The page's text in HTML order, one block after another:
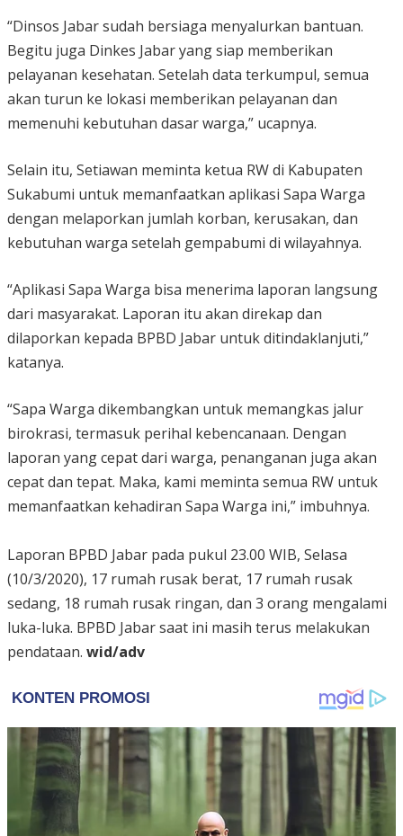
“Dinsos Jabar sudah bersiaga menyalurkan bantuan.
Begitu juga Dinkes Jabar yang siap memberikan
pelayanan kesehatan. Setelah data terkumpul, semua
akan turun ke lokasi memberikan pelayanan dan
memenuhi kebutuhan dasar warga,” ucapnya.
Selain itu, Setiawan meminta ketua RW di Kabupaten
Sukabumi untuk memanfaatkan aplikasi Sapa Warga
dengan melaporkan jumlah korban, kerusakan, dan
kebutuhan warga setelah gempabumi di wilayahnya.
“Aplikasi Sapa Warga bisa menerima laporan langsung
dari masyarakat. Laporan itu akan direkap dan
dilaporkan kepada BPBD Jabar untuk ditindaklanjuti,”
katanya.
“Sapa Warga dikembangkan untuk memangkas jalur
birokrasi, termasuk perihal kebencanaan. Dengan
laporan yang cepat dari warga, penanganan juga akan
cepat dan tepat. Maka, kami meminta semua RW untuk
memanfaatkan kehadiran Sapa Warga ini,” imbuhnya.
Laporan BPBD Jabar pada pukul 23.00 WIB, Selasa
(10/3/2020), 17 rumah rusak berat, 17 rumah rusak
sedang, 18 rumah rusak ringan, dan 3 orang mengalami
luka-luka. BPBD Jabar saat ini masih terus melakukan
pendataan. wid/adv